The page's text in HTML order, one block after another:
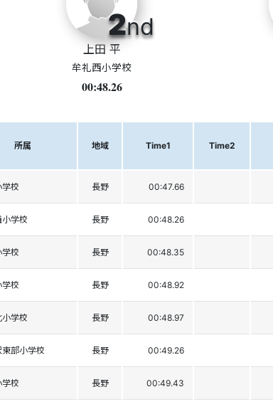
2nd
上田 平
牟礼西小学校
00:48.26
所属 地域 Time1 Time2
学校 長野 00:47.66
学校 長野 00:48.26
校 長野 00:48.35
校 長野 00:48.92
学校 長野 00:48.97
部小学校 長野 00:49.26
校 長野 00:49.43